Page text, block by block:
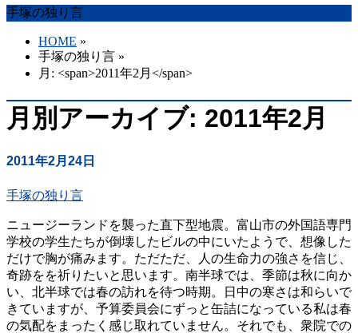
手塚の独り言
HOME »
手塚の独り言 »
月: <span>2011年2月</span>
月別アーカイブ: 2011年2月
2011年2月24日
手塚の独り言
ニュージーランドを襲った直下型地震。富山市の外国語専門
学校の学生たちが倒壊したビルの中にいたようで、想像した
だけで胸が痛みます。ただただ、人の生命力の強さを信じ、
奇跡をを祈りたいと思います。南半球では、季節は秋に向か
い、北半球では春の訪れを待つ時期。日中の寒さは和らいで
きていますが、予算委員会にずっと缶詰になっている私は春
の気配をまったく感じ取れていません。それでも、衆院での